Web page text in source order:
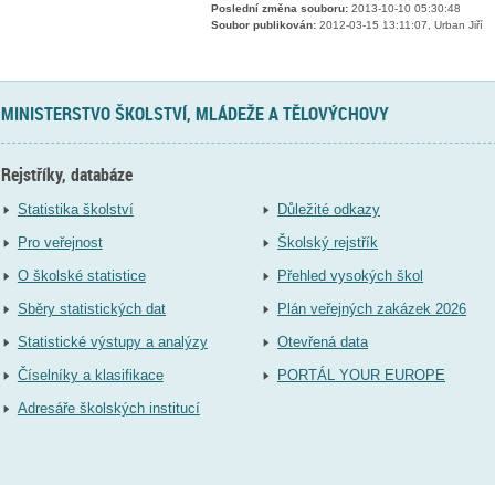
Poslední změna souboru:2013-10-10 05:30:48
Soubor publikován:2012-03-15 13:11:07, Urban Jiří
MINISTERSTVO ŠKOLSTVÍ, MLÁDEŽE A TĚLOVÝCHOVY
Rejstříky, databáze
Statistika školství
Pro veřejnost
O školské statistice
Sběry statistických dat
Statistické výstupy a analýzy
Číselníky a klasifikace
Adresáře školských institucí
Důležité odkazy
Školský rejstřík
Přehled vysokých škol
Plán veřejných zakázek 2026
Otevřená data
PORTÁL YOUR EUROPE